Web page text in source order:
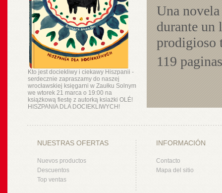
Kto jest dociekliwy i ciekawy Hiszpanii -
serdecznie zapraszamy do naszej
wrocławskiej księgarni w Zaułku Solnym
we wtorek 21 marca o 19:00 na
książkową fiestę z autorką ksiażki OLÉ!
HISZPANIA DLA DOCIEKLIWYCH!
Una
durante un
prodigioso
119
NUESTRAS OFERTAS
Nuevos productos
Descuentos
Top ventas
INFORMACIÓN
Contacto
Mapa del sitio